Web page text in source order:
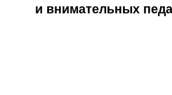
и внимательных